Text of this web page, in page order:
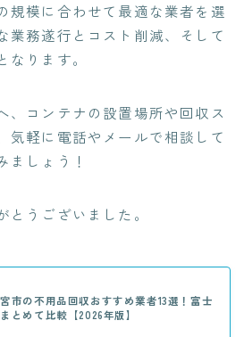
規模に合わせて最適な業者を選
業務遂行とコスト削減、そして
ります。
、コンテナの設置場所や回収ス
気軽に電話やメールで相談して
ましょう！
うございました。
市の不用品回収おすすめ業者13選！富士
とめて比較【2026年版】